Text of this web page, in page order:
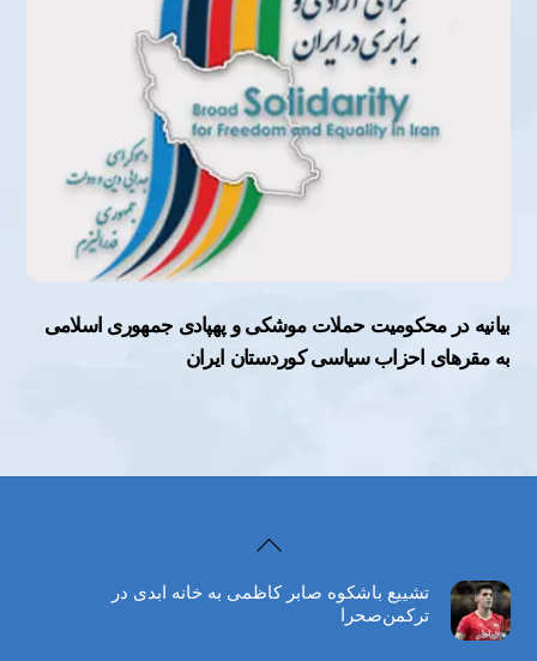
بیانیه در محکومیت حملات موشکی و پهپادی جمهوری اسلامی
به مقرهای احزاب سیاسی کوردستان ایران
Back
تشییع باشکوه صابر کاظمی به خانه ابدی در
ترکمن‌صحرا